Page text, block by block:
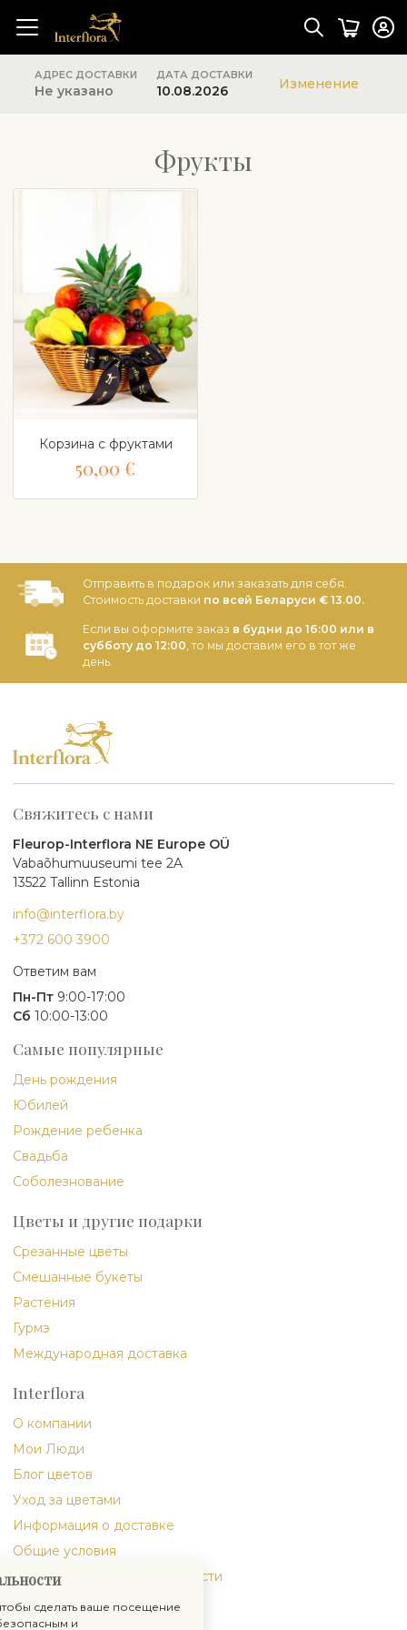
АДРЕС ДОСТАВКИ
Не указано
ДАТА ДОСТАВКИ
10.08.2026 Изменение
Фрукты
Корзина с фруктами
50,00 €
Отправить в подарок или заказать для себя.
Стоимость доставки по всей Беларуси € 13.00.
Если вы оформите заказ в будни до 16:00 или в
субботу до 12:00 , то мы доставим его в тот же
день.
Свяжитесь с нами
Fleurop-Interflora NE Europe OÜ
Vabaõhumuuseumi tee 2A
13522 Tallinn Estonia
info@interflora.by
+372 600 3900
Ответим вам
Пн-Пт 9:00-17:00
Сб 10:00-13:00
Самые популярные
День рождения
Юбилей
Рождение ребенка
Свадьба
Соболезнование
Цветы и другие подарки
Срезанные цветы
Смешанные букеты
Растения
Гурмэ
Международная доставка
Interflora
О компании
Мои Люди
Блог цветов
Уход за цветами
Информация о доставке
Общие условия
Политика конфиденциальности
сделать ваше посещение
и